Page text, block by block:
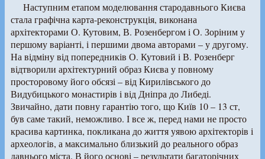
Наступним етапом моделювання стародавнього Києва
стала графічна карта-реконструкція, виконана
архітекторами О. Кутовим, В. Розенбергом і О. Зоріним у
першому варіанті, і першими двома авторами – у другому.
На відміну від попередників О. Кутовий і В. Розенберг
відтворили архітектурний образ Києва у повному
просторовому його обсязі – від Кирилівського до
Видубицького монастирів і від Дніпра до Либеді.
Звичайно, дати повну гарантію того, що Київ 10 – 13 ст,
був саме такий, неможливо. І все ж, перед нами не просто
красива картинка, покликана до життя уявою архітекторів і
археологів, а максимально близький до реального образ
давнього міста. В його основі – результати багаторічних